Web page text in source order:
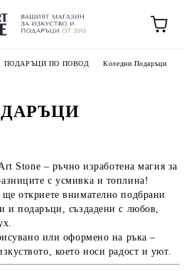
ПОДАРЪЦИ ПО ПОВОД Коледни Подаръци
Stone – ръчно изработена магия за
с усмивка и топлина!
ще откриете внимателно подбрани
и подаръци , създадени с любов,
или оформено на ръка –
което носи радост и уют.